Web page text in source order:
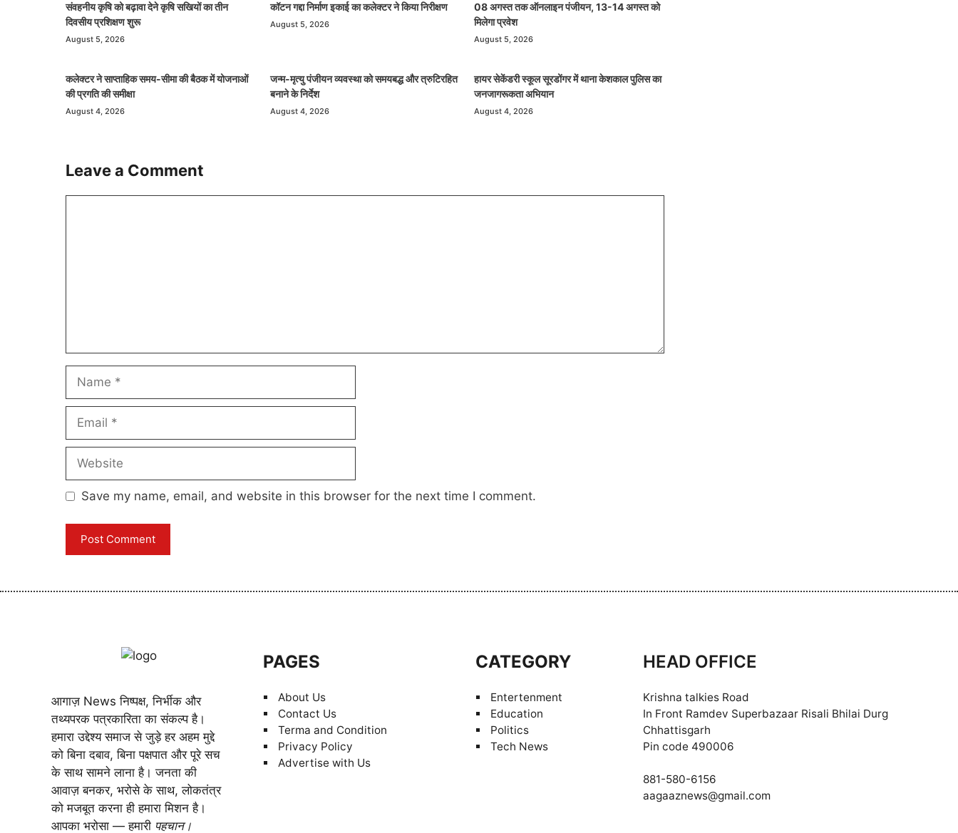
संवहनीय कृषि को बढ़ावा देने कृषि सखियों का तीन
दिवसीय प्रशिक्षण शुरू
August 5, 2026
कॉटन गद्दा निर्माण इकाई का कलेक्टर ने किया निरीक्षण
August 5, 2026
08 अगस्त तक ऑनलाइन पंजीयन, 13-14 अगस्त को
मिलेगा प्रवेश
August 5, 2026
कलेक्टर ने साप्ताहिक समय-सीमा की बैठक में योजनाओं
की प्रगति की समीक्षा
August 4, 2026
जन्म-मृत्यु पंजीयन व्यवस्था को समयबद्ध और त्रुटिरहित
बनाने के निर्देश
August 4, 2026
हायर सेकेंडरी स्कूल सूरडोंगर में थाना केशकाल पुलिस का
जनजागरूकता अभियान
August 4, 2026
Leave a Comment
Name
Email
Website
Save my name, email, and website in this browser for the next time I comment.
आगाज़ News निष्पक्ष, निर्भीक और
तथ्यपरक पत्रकारिता का संकल्प है।
हमारा उद्देश्य समाज से जुड़े हर अहम मुद्दे
को बिना दबाव, बिना पक्षपात और पूरे सच
के साथ सामने लाना है। जनता की
आवाज़ बनकर, भरोसे के साथ, लोकतंत्र
को मजबूत करना ही हमारा मिशन है।
आपका भरोसा — हमारी पहचान।
PAGES
About Us
Contact Us
Terma and Condition
Privacy Policy
Advertise with Us
CATEGORY
Entertenment
Education
Politics
Tech News
HEAD OFFICE
Krishna talkies Road
In Front Ramdev Superbazaar Risali Bhilai Durg
Chhattisgarh
Pin code 490006
881-580-6156
aagaaznews@gmail.com